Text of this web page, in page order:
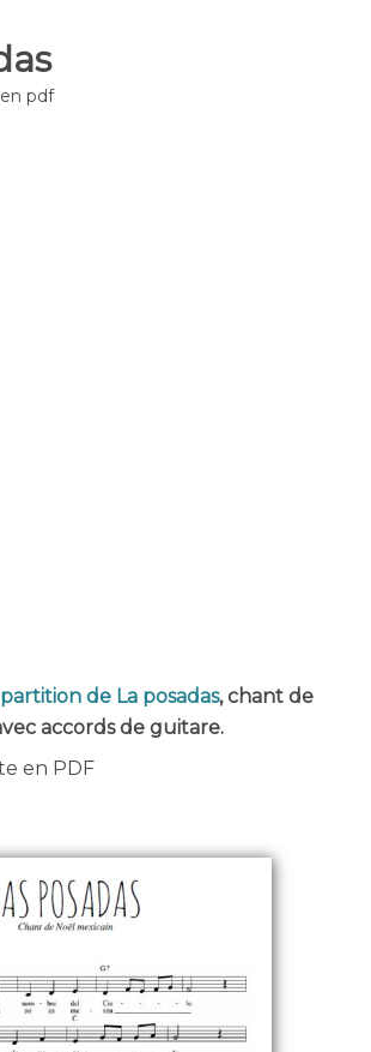
pdf
de La posadas, chant de
accords de guitare.
en PDF